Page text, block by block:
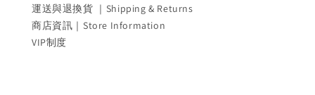
運送與退換貨 ｜Shipping & Returns
商店資訊｜Store Information
VIP制度